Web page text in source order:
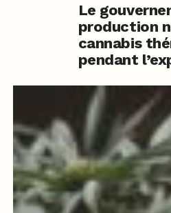
Le
production
cannabis
pendant